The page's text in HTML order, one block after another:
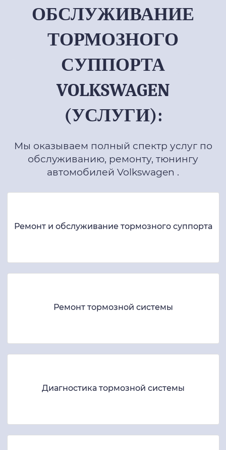
ОБСЛУЖИВАНИЕ
ТОРМОЗНОГО
СУППОРТА
VOLKSWAGEN
(УСЛУГИ):
Мы оказываем полный спектр услуг по
обслуживанию, ремонту, тюнингу
автомобилей Volkswagen .
Ремонт и обслуживание тормозного суппорта
Ремонт тормозной системы
Диагностика тормозной системы